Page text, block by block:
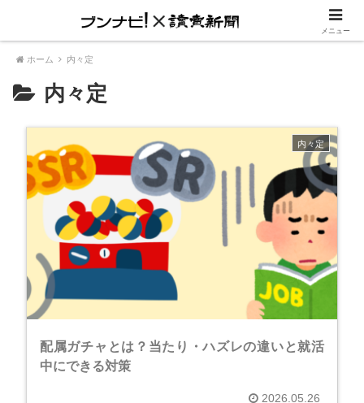
内定に一歩リード『就活進め方ガイド』
ホーム 内々定
内々定
内々定
配属ガチャとは？当たり・ハズレの違いと就活
中にできる対策
2026.05.26
メニュー